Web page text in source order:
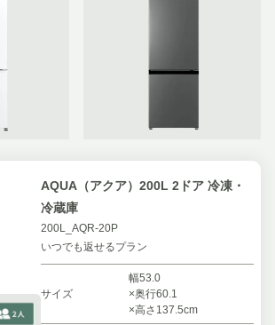
AQUA（アクア）200L 2ドア 冷凍・
冷蔵庫
200L_AQR-20P
いつでも返せるプラン
サイズ
幅53.0
×奥行60.1
×高さ137.5cm